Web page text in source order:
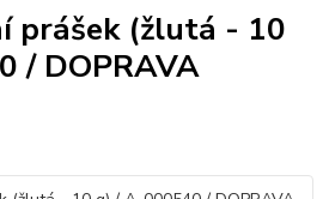
prášek (žlutá - 10
/ DOPRAVA